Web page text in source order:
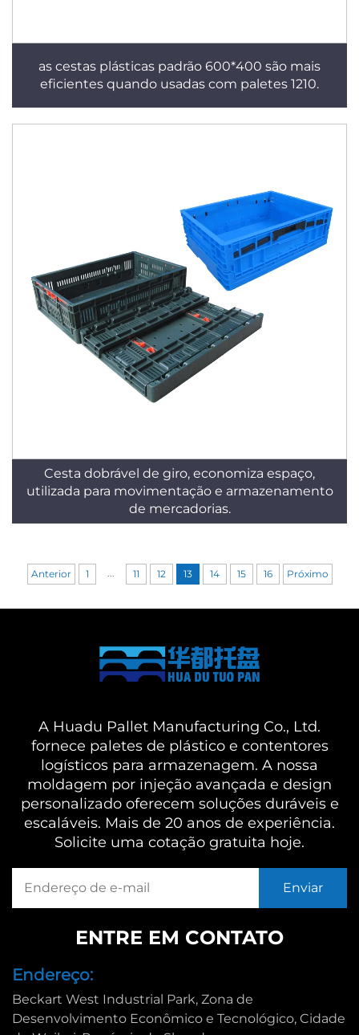
as cestas plásticas padrão 600*400 são mais
eficientes quando usadas com paletes 1210.
Cesta dobrável de giro, economiza espaço,
utilizada para movimentação e armazenamento
de mercadorias.
Anterior 1 11 12 13 14 15 16 Próximo
A Huadu Pallet Manufacturing Co., Ltd.
fornece paletes de plástico e contentores
logísticos para armazenagem. A nossa
moldagem por injeção avançada e design
personalizado oferecem soluções duráveis e
escaláveis. Mais de 20 anos de experiência.
Solicite uma cotação gratuita hoje.
ENTRE EM CONTATO
Endereço:
Beckart West Industrial Park, Zona de
Desenvolvimento Econômico e Tecnológico, Cidade